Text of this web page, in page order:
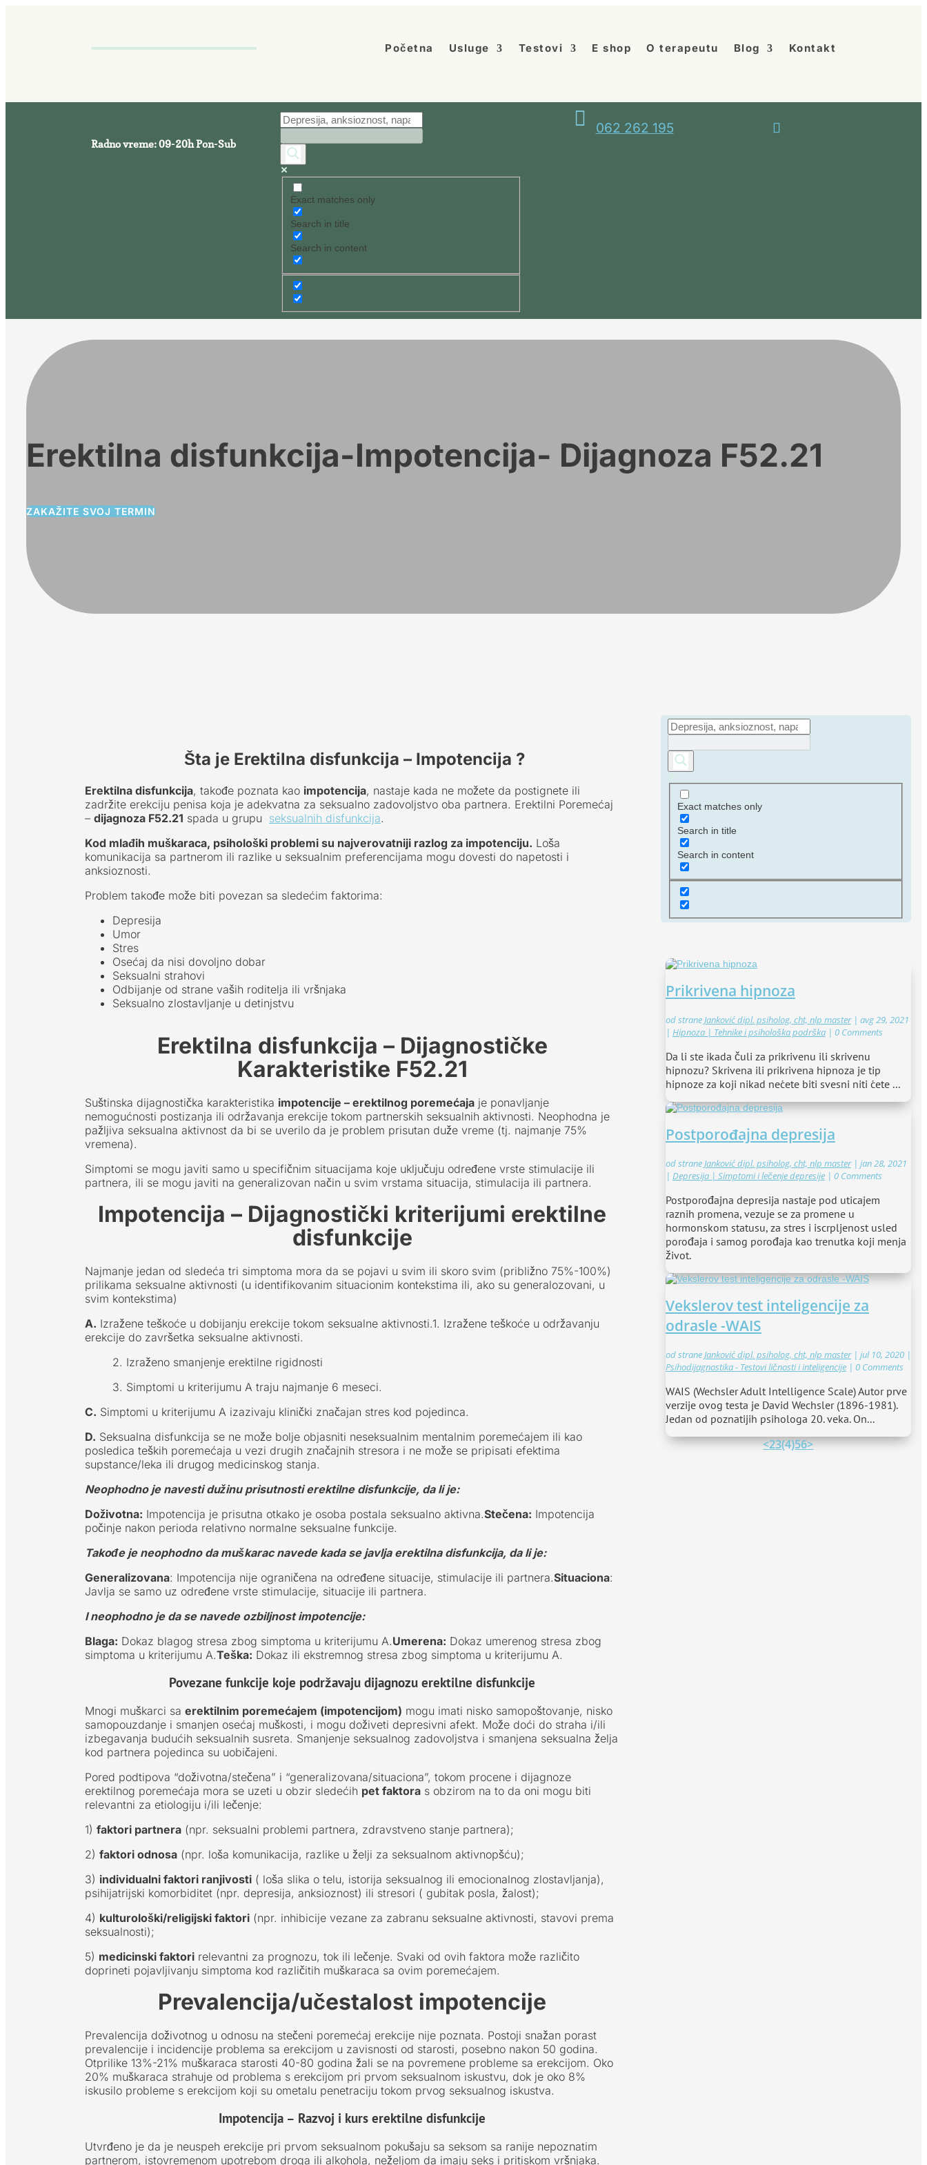
Početna Usluge Testovi E shop O terapeutu Blog Kontakt
Radno vreme: 09-20h Pon-Sub
Exact matches only
Search in title
Search in content
 062 262 195
Erektilna disfunkcija-Impotencija- Dijagnoza F52.21
ZAKAŽITE SVOJ TERMIN
Šta je Erektilna disfunkcija – Impotencija ?
Erektilna disfunkcija, takođe poznata kao impotencija, nastaje kada ne možete da postignete ili
zadržite erekciju penisa koja je adekvatna za seksualno zadovoljstvo oba partnera. Erektilni Poremećaj
– dijagnoza F52.21 spada u grupu seksualnih disfunkcija.
Kod mlađih muškaraca, psihološki problemi su najverovatniji razlog za impotenciju. Loša
komunikacija sa partnerom ili razlike u seksualnim preferencijama mogu dovesti do napetosti i
anksioznosti.
Problem takođe može biti povezan sa sledećim faktorima:
Depresija
Umor
Stres
Osećaj da nisi dovoljno dobar
Seksualni strahovi
Odbijanje od strane vaših roditelja ili vršnjaka
Seksualno zlostavljanje u detinjstvu
Erektilna disfunkcija – Dijagnostičke
Karakteristike F52.21
Suštinska dijagnostička karakteristika impotencije – erektilnog poremećaja je ponavljanje
nemogućnosti postizanja ili održavanja erekcije tokom partnerskih seksualnih aktivnosti. Neophodna je
pažljiva seksualna aktivnost da bi se uverilo da je problem prisutan duže vreme (tj. najmanje 75%
vremena).
Simptomi se mogu javiti samo u specifičnim situacijama koje uključuju određene vrste stimulacije ili
partnera, ili se mogu javiti na generalizovan način u svim vrstama situacija, stimulacija ili partnera.
Impotencija – Dijagnostički kriterijumi erektilne
disfunkcije
Najmanje jedan od sledeća tri simptoma mora da se pojavi u svim ili skoro svim (približno 75%-100%)
prilikama seksualne aktivnosti (u identifikovanim situacionim kontekstima ili, ako su generalozovani, u
svim kontekstima)
A. Izražene teškoće u dobijanju erekcije tokom seksualne aktivnosti.1. Izražene teškoće u održavanju
erekcije do završetka seksualne aktivnosti.
2. Izraženo smanjenje erektilne rigidnosti
3. Simptomi u kriterijumu A traju najmanje 6 meseci.
C. Simptomi u kriterijumu A izazivaju klinički značajan stres kod pojedinca.
D. Seksualna disfunkcija se ne može bolje objasniti neseksualnim mentalnim poremećajem ili kao
posledica teških poremećaja u vezi drugih značajnih stresora i ne može se pripisati efektima
supstance/leka ili drugog medicinskog stanja.
Neophodno je navesti dužinu prisutnosti erektilne disfunkcije, da li je:
Doživotna: Impotencija je prisutna otkako je osoba postala seksualno aktivna.Stečena: Impotencija
počinje nakon perioda relativno normalne seksualne funkcije.
Takođe je neophodno da muškarac navede kada se javlja erektilna disfunkcija, da li je:
Generalizovana: Impotencija nije ograničena na određene situacije, stimulacije ili partnera.Situaciona:
Javlja se samo uz određene vrste stimulacije, situacije ili partnera.
I neophodno je da se navede ozbiljnost impotencije:
Blaga: Dokaz blagog stresa zbog simptoma u kriterijumu A.Umerena: Dokaz umerenog stresa zbog
simptoma u kriterijumu A.Teška: Dokaz ili ekstremnog stresa zbog simptoma u kriterijumu A.
Povezane funkcije koje podržavaju dijagnozu erektilne disfunkcije
Mnogi muškarci sa erektilnim poremećajem (impotencijom) mogu imati nisko samopoštovanje, nisko
samopouzdanje i smanjen osećaj muškosti, i mogu doživeti depresivni afekt. Može doći do straha i/ili
izbegavanja budućih seksualnih susreta. Smanjenje seksualnog zadovoljstva i smanjena seksualna želja
kod partnera pojedinca su uobičajeni.
Pored podtipova “doživotna/stečena” i “generalizovana/situaciona”, tokom procene i dijagnoze
erektilnog poremećaja mora se uzeti u obzir sledećih pet faktora s obzirom na to da oni mogu biti
relevantni za etiologiju i/ili lečenje:
1) faktori partnera (npr. seksualni problemi partnera, zdravstveno stanje partnera);
2) faktori odnosa (npr. loša komunikacija, razlike u želji za seksualnom aktivnopšću);
3) individualni faktori ranjivosti ( loša slika o telu, istorija seksualnog ili emocionalnog zlostavljanja),
psihijatrijski komorbiditet (npr. depresija, anksioznost) ili stresori ( gubitak posla, žalost);
4) kulturološki/religijski faktori (npr. inhibicije vezane za zabranu seksualne aktivnosti, stavovi prema
seksualnosti);
5) medicinski faktori relevantni za prognozu, tok ili lečenje. Svaki od ovih faktora može različito
doprineti pojavljivanju simptoma kod različitih muškaraca sa ovim poremećajem.
Prevalencija/učestalost impotencije
Prevalencija doživotnog u odnosu na stečeni poremećaj erekcije nije poznata. Postoji snažan porast
prevalencije i incidencije problema sa erekcijom u zavisnosti od starosti, posebno nakon 50 godina.
Otprilike 13%-21% muškaraca starosti 40-80 godina žali se na povremene probleme sa erekcijom. Oko
20% muškaraca strahuje od problema s erekcijom pri prvom seksualnom iskustvu, dok je oko 8%
iskusilo probleme s erekcijom koji su ometalu penetraciju tokom prvog seksualnog iskustva.
Impotencija – Razvoj i kurs erektilne disfunkcije
Utvrđeno je da je neuspeh erekcije pri prvom seksualnom pokušaju sa seksom sa ranije nepoznatim
partnerom, istovremenom upotrebom droga ili alkohola, neželjom da imaju seks i pritiskom vršnjaka.
Exact matches only
Search in title
Search in content
Prikrivena hipnoza
od straneJanković dipl. psiholog, cht, nlp master| avg 29, 2021
| Hipnoza | Tehnike i psihološka podrška| 0 Comments
Da li ste ikada čuli za prikrivenu ili skrivenu
hipnozu? Skrivena ili prikrivena hipnoza je tip
hipnoze za koji nikad nećete biti svesni niti ćete ...
Postporođajna depresija
od straneJanković dipl. psiholog, cht, nlp master| jan 28, 2021
| Depresija | Simptomi i lečenje depresije| 0 Comments
Postporođajna depresija nastaje pod uticajem
raznih promena, vezuje se za promene u
hormonskom statusu, za stres i iscrpljenost usled
porođaja i samog porođaja kao trenutka koji menja
život.
Vekslerov test inteligencije za
odrasle -WAIS
od straneJanković dipl. psiholog, cht, nlp master| jul 10, 2020|
Psihodijagnostika - Testovi ličnosti i inteligencije| 0 Comments
WAIS (Wechsler Adult Intelligence Scale) Autor prve
verzije ovog testa je David Wechsler (1896-1981).
Jedan od poznatijih psihologa 20. veka. On...
<23(4)56>